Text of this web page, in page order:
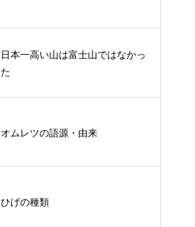
日本一高い山は富士山ではなかっ
た
オムレツの語源・由来
ひげの種類